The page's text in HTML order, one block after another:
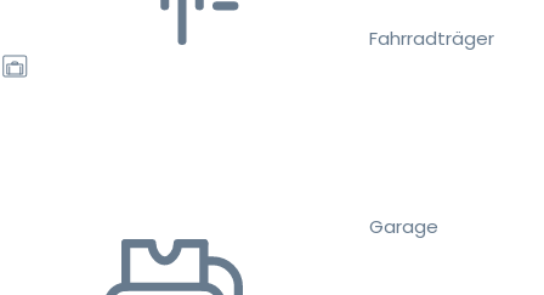
Fahrradträger
Garage